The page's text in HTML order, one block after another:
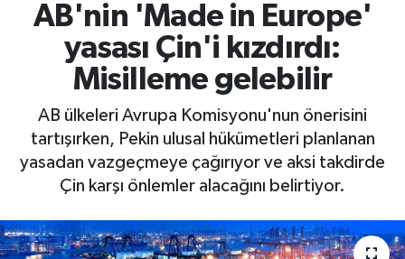
AB'nin 'Made in Europe'
yasası Çin'i kızdırdı:
Misilleme gelebilir
AB ülkeleri Avrupa Komisyonu'nun önerisini
tartışırken, Pekin ulusal hükümetleri planlanan
yasadan vazgeçmeye çağırıyor ve aksi takdirde
Çin karşı önlemler alacağını belirtiyor.